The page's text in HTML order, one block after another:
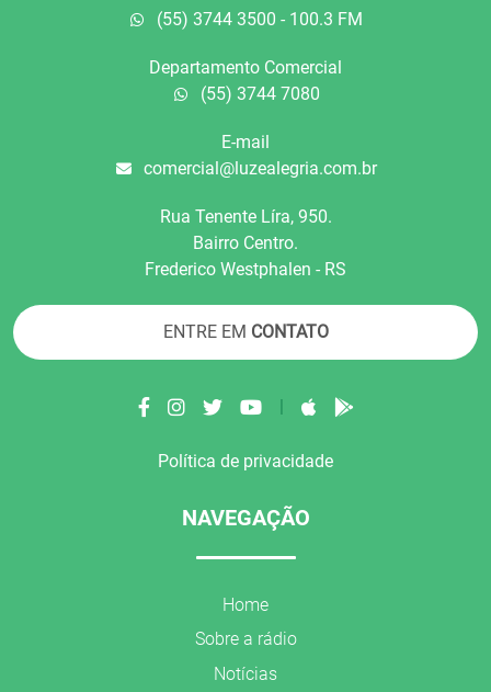
(55) 3744 3500 - 100.3 FM
Departamento Comercial
(55) 3744 7080
E-mail
comercial@luzealegria.com.br
Rua Tenente Líra, 950.
Bairro Centro.
Frederico Westphalen - RS
ENTRE EM CONTATO
Política de privacidade
NAVEGAÇÃO
Home
Sobre a rádio
Notícias